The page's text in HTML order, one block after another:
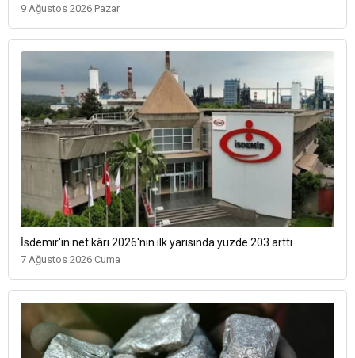
9 Ağustos 2026 Pazar
İsdemir'in net kârı 2026'nın ilk yarısında yüzde 203 arttı
7 Ağustos 2026 Cuma